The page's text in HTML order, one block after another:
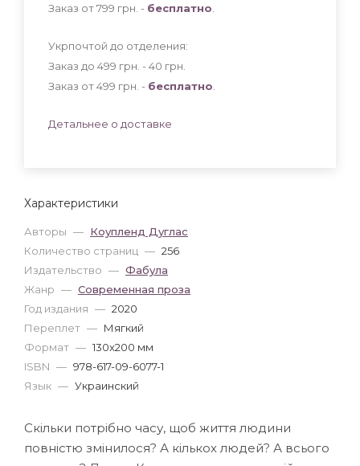
Характеристики
Авторы — Коупленд Дуглас
Количество страниц — 256
Издательство — Фабула
Жанр — Современная проза
Год издания — 2020
Переплет — Мягкий
Формат — 130x200 мм
ISBN — 978-617-09-6077-1
Язык — Украинский
Заказ от 799 грн. - бесплатно
Укрпочтой до отделения:
Заказ до 499 грн. - 40 грн
Заказ от 499 грн. - бесплатно
Детальнее о доставке
Скільки потрібно часу, щоб життя людини
повністю змінилося? А кількох людей? А всього